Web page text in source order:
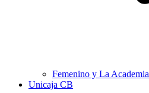
Femenino y La Academia
Unicaja CB